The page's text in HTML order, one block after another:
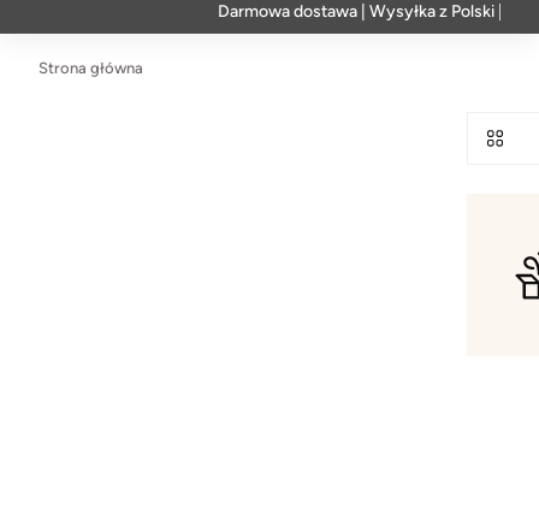
Darmowa dostawa | Wysyłka z Polski |
Strona główna